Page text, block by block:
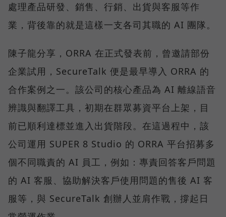
處理產品研發、銷售、行銷、出貨與客服等作
業，背後靠的就是這樣一支各司其職的 AI 團隊。
陳子龍分享，ORRA 在正式發表前，曾邀請部份
企業試用，SecureTalk 便是最早導入 ORRA 的
合作案例之一。該公司的核心產品為 AI 離線語音
辨識與翻譯工具，初期在群眾募資平台上架，目
前已順利達標並進入出貨階段。在這過程中，該
公司運用 SUPER 8 Studio 的 ORRA 平台招募多
個不同職責的 AI 員工，例如：專責回答客戶問題
的 AI 客服、協助解決客戶使用問題的售後 AI 客
服等，與 SecureTalk 創辦人並肩作戰，撐起日